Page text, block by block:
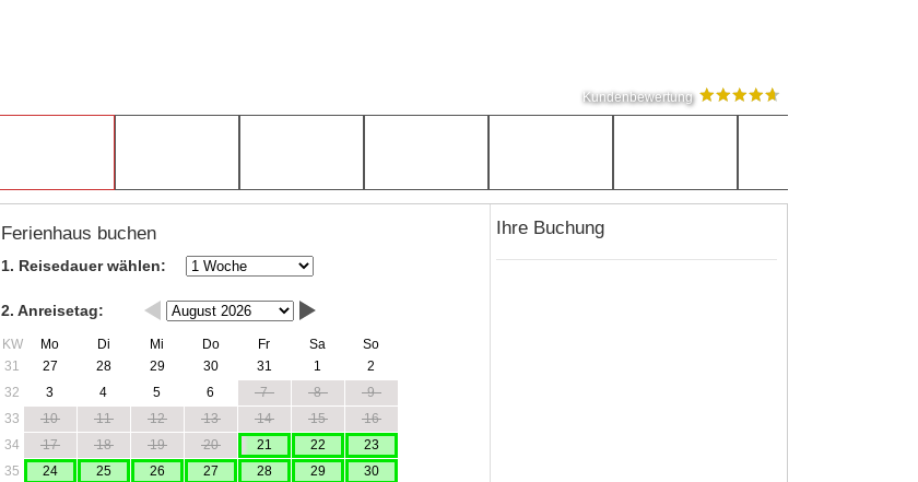
Kundenbewertung
Ferienhaus buchen
1. Reisedauer wählen:
2. Anreisetag:
KW Mo Di Mi Do Fr Sa
So
31
27 28 29 30 31 1
2
32
3 4 5 6 7 8
9
33
10 11 12 13 14 15
16
34
17 18 19 20 21 22
23
35
24 25 26 27 28 29
30
Ihre Buchung